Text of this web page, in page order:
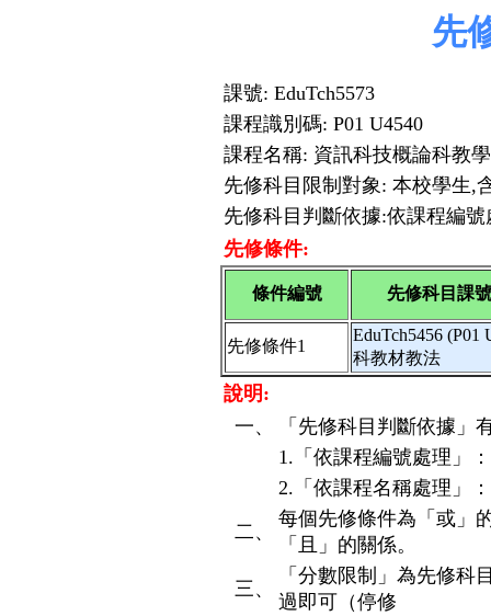
先
課號: EduTch5573
課程識別碼: P01 U4540
課程名稱: 資訊科技概論科教
先修科目限制對象: 本校學生,
先修科目判斷依據:依課程編號
先修條件:
條件編號 先修科目課
先修條件1
EduTch5456
科教材教法
說明:
一、
「先修科目判斷依據」
1.「依課程編號處理」
2.「依課程名稱處理」
二、
每個先修條件為「或」
「且」的關係。
三、
「分數限制」為先修科
過即可（停修